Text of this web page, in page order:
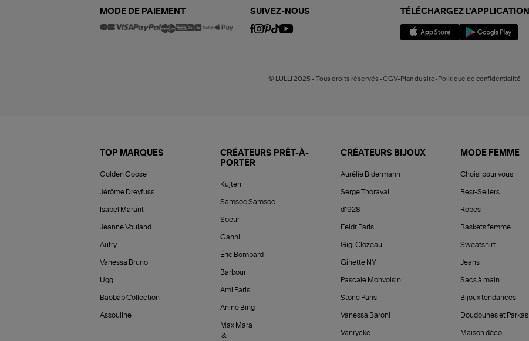
MODE DE PAIEMENT SUIVEZ-NOUS TÉLÉCHARGEZ L'APPLICATION
© LULLI 2025 - Tous droits réservés -CGV-Plan du site-Politique de confidentialité
TOP MARQUES
Golden Goose
Jérôme Dreyfuss
Isabel Marant
Jeanne Vouland
Autry
Vanessa Bruno
Ugg
Baobab Collection
Assouline
CRÉATEURS PRÊT-À-
PORTER
Kujten
Samsoe Samsoe
Soeur
Ganni
Éric Bompard
Barbour
Ami Paris
Anine Bing
Max Mara
&
CRÉATEURS BIJOUX
Aurélie Bidermann
Serge Thoraval
d1928
Feidt Paris
Gigi Clozeau
Ginette NY
Pascale Monvoisin
Stone Paris
Vanessa Baroni
Vanrycke
MODE FEMME
Choisi pour vous
Best-Sellers
Robes
Baskets femme
Sweatshirt
Jeans
Sacs à main
Bijoux tendances
Doudounes et Parkas
Maison déco